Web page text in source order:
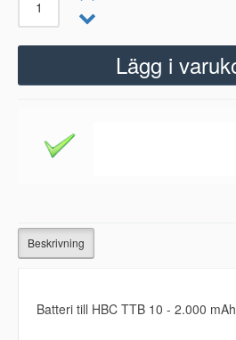
Beskrivning
Batteri till HBC TTB 10 - 2.000 mAh